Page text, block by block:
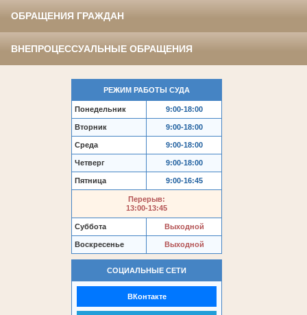
ОБРАЩЕНИЯ ГРАЖДАН
ВНЕПРОЦЕССУАЛЬНЫЕ ОБРАЩЕНИЯ
РЕЖИМ РАБОТЫ СУДА
Понедельник 9:00-18:00
Вторник 9:00-18:00
Среда 9:00-18:00
Четверг 9:00-18:00
Пятница 9:00-16:45
Перерыв:
13:00-13:45
Суббота Выходной
Воскресенье Выходной
СОЦИАЛЬНЫЕ СЕТИ
ВКонтакте